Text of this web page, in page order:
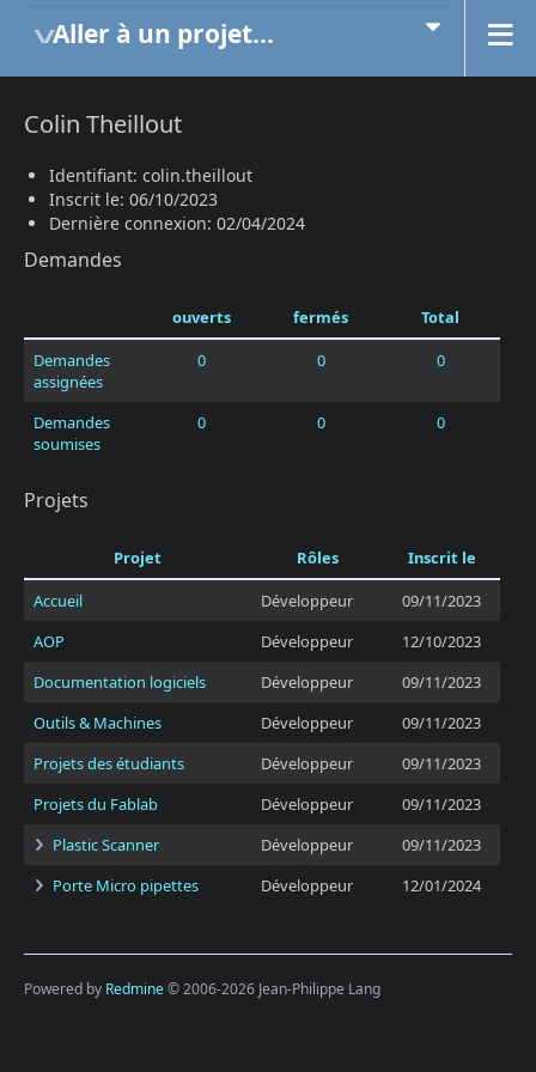
Aller à un projet...
Colin Theillout
Identifiant: colin.theillout
Inscrit le: 06/10/2023
Dernière connexion: 02/04/2024
Demandes
ouverts fermés
Total
Demandes
assignées
0 0 0
Demandes
soumises
0 0 0
Projets
Projet Rôles
Inscrit le
Accueil
Développeur
09/11/2023
AOP
Développeur
12/10/2023
Documentation logiciels
Développeur
09/11/2023
Outils & Machines
Développeur
09/11/2023
Projets des étudiants
Développeur
09/11/2023
Projets du Fablab
Développeur
09/11/2023
Plastic Scanner
Développeur
09/11/2023
Porte Micro pipettes
Développeur 12/01/2024
Powered by Redmine© 2006-2026 Jean-Philippe Lang